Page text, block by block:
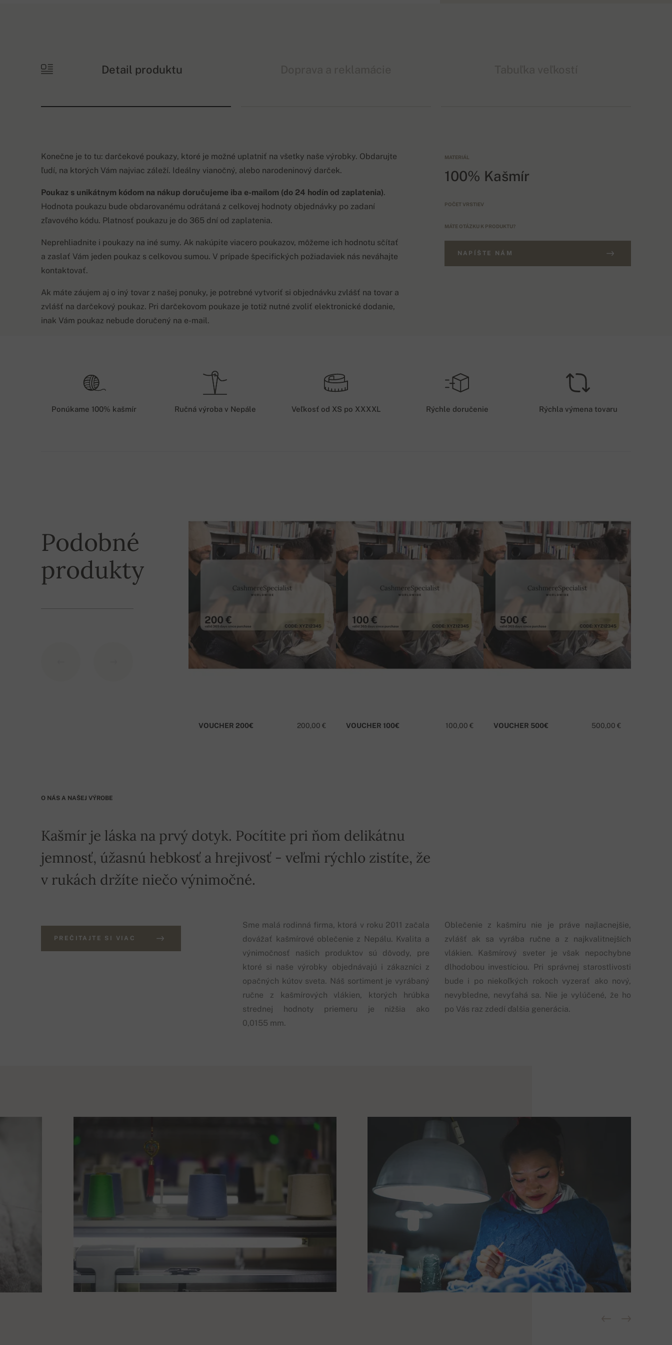
Detail produktu
Konečne je to tu: darčekové poukazy, ktoré je možné uplatniť na všetky naše výrobky. Obdarujte
ľudí, na ktorých Vám najviac záleží. Ideálny vianočný, alebo narodeninový darček.
Poukaz s unikátnym kódom na nákup doručujeme iba e-mailom (do 24 hodín od zaplatenia).
Hodnota poukazu bude obdarovanému odrátaná z celkovej hodnoty objednávky po zadaní
zľavového kódu. Platnosť poukazu je do 365 dní od zaplatenia.
Neprehliadnite i poukazy na iné sumy. Ak nakúpite viacero poukazov, môžeme ich hodnotu sčítať
a zaslať Vám jeden poukaz s celkovou sumou. V prípade špecifických požiadaviek nás neváhajte
kontaktovať.
Ak máte záujem aj o iný tovar z našej ponuky, je potrebné vytvoriť si objednávku zvlášť na tovar a
zvlášť na darčekový poukaz. Pri darčekovom poukaze je totiž nutné zvoliť elektronické dodanie,
inak Vám poukaz nebude doručený na e-mail.
MATERIÁL
100% Kašmír
POČET VRSTIEV
MÁTE OTÁZKU K PRODUKTU?
NAPÍŠTE NÁM
Po prijatí objednávky zvykneme našich zákazníkov kontaktovať a oznámiť im predpokladaný
termín dodania - väčšinou je to do niekoľkých pracovných dní. Ak Vami objednaný produkt nie je
na sklade, musíme ho zadať do výroby. V takomto prípade môžete rátať s dodacou dobou 3-5
zvyčajne doručený do 3 dní od odoslania objednávky.
2. Kuriér UPS alebo Slovenská pošta (platba na účet) -3€- platíte vopred,
tovar je zvyčajne
doručený do 3 dní od prijatia platby na náš účet.
Pri objednávke nad 200,– € je poštovné zdarma!
POŠTOVNÉ PRI DOBIERKE
NAPÍŠTE NÁM
Ponúkame 100% kašmír Ručná výroba v Nepále Veľkosť od XS po XXXXL Rýchle doručenie Rýchla výmena tovaru
Podobné
produkty
200,00 €
VOUCHER 200€ 100,00 €
VOUCHER 100€ 500,00 €
VOUCHER 500€
O NÁS A NAŠEJ VÝROBE
Kašmír je láska na prvý dotyk. Pocítite pri ňom delikátnu
jemnosť, úžasnú hebkosť a hrejivosť - veľmi rýchlo zistíte, že
v rukách držíte niečo výnimočné.
Sme malá rodinná firma, ktorá v roku 2011 začala
dovážať kašmírové oblečenie z Nepálu. Kvalita a
výnimočnosť našich produktov sú dôvody, pre
ktoré si naše výrobky objednávajú i zákazníci z
opačných kútov sveta. Náš sortiment je vyrábaný
ručne z kašmírových vlákien, ktorých hrúbka
strednej hodnoty priemeru je nižšia ako
0,0155 mm.
Oblečenie z kašmíru nie je práve najlacnejšie,
zvlášť ak sa vyrába ručne a z najkvalitnejších
vlákien. Kašmírový sveter je však nepochybne
dlhodobou investíciou. Pri správnej starostlivosti
bude i po niekoľkých rokoch vyzerať ako nový,
nevybledne, nevyťahá sa. Nie je vylúčené, že ho
po Vás raz zdedí ďalšia generácia.
PREČITAJTE SI VIAC